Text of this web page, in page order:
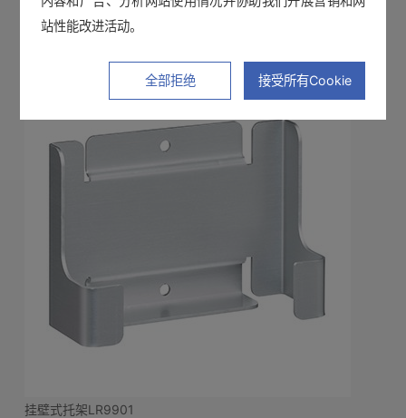
挂壁式托架LR9901
站性能改进活动。
全部拒绝 接受所有Cookie